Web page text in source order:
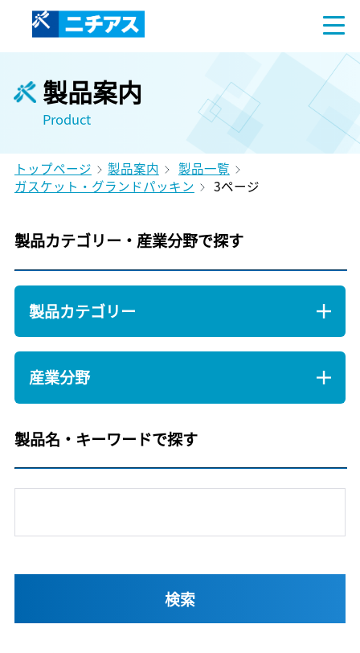
製品案内
Product
トップページ 製品案内
製品一覧
ガスケット・グランドパッキン
3ページ
製品カテゴリー・産業分野で探す
製品カテゴリー
産業分野
製品名・キーワードで探す